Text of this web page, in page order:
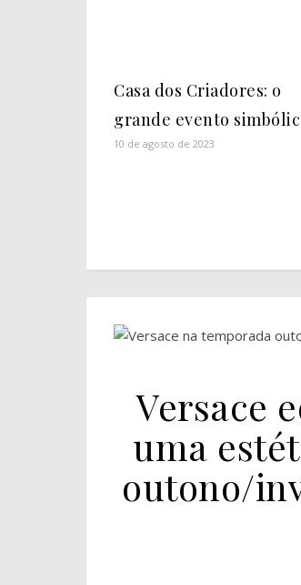
Casa dos Criadores: o
grande evento
10 de agosto de 2023
Versace
uma
outono/